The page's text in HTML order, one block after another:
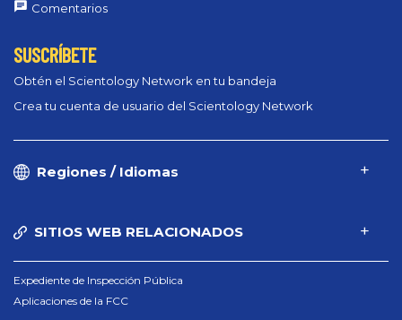
Comentarios
SUSCRÍBETE
Obtén el Scientology Network en tu bandeja
Crea tu cuenta de usuario del Scientology Network
Regiones / Idiomas
SITIOS WEB RELACIONADOS
Expediente de Inspección Pública
Aplicaciones de la FCC